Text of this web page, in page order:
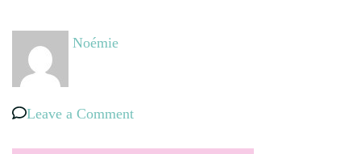
Noémie
Leave a Commenton